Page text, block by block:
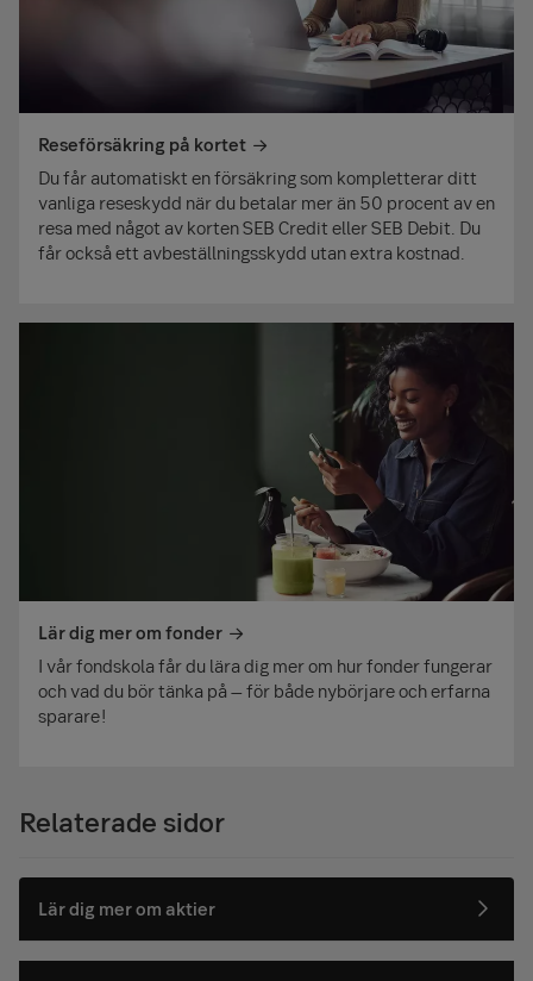
Reseförsäkring på kortet
Du får automatiskt en försäkring som kompletterar ditt
vanliga reseskydd när du betalar mer än 50 procent av en
resa med något av korten SEB Credit eller SEB Debit. Du
får också ett avbeställnings­skydd utan extra kostnad.
Lär dig mer om fonder
I vår fondskola får du lära dig mer om hur fonder fungerar
och vad du bör tänka på – för både nybörjare och erfarna
sparare!
Relaterade sidor
Lär dig mer om aktier